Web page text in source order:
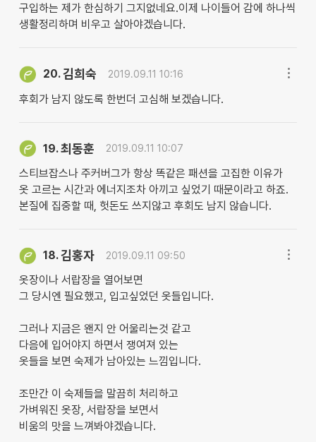
구입하는 제가 한심하기 그지없네요.이제 나이들어 감에 하나씩
생활정리하며 비우고 살아야겠습니다.
20.김희숙 2019.09.11 10:16
후회가 남지 않도록 한번더 고심해 보겠습니다.
19.최동훈 2019.09.11 10:07
스티브잡스나 주커버그가 항상 똑같은 패션을 고집한 이유가
옷 고르는 시간과 에너지조차 아끼고 싶었기 때문이라고 하죠.
본질에 집중할 때, 헛돈도 쓰지않고 후회도 남지 않습니다.
18.김홍자 2019.09.11 09:50
옷장이나 서랍장을 열어보면
그 당시엔 필요했고, 입고싶었던 옷들입니다.
그러나 지금은 왠지 안 어울리는것 같고
다음에 입어야지 하면서 쟁여져 있는
옷들을 보면 숙제가 남아있는 느낌입니다.
조만간 이 숙제들을 말끔히 처리하고
가벼워진 옷장, 서랍장을 보면서
비움의 맛을 느껴봐야겠습니다.